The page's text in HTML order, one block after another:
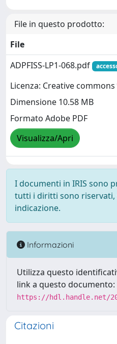
File in questo prodotto:
File
ADPFISS-LP1-068.pdf
Licenza: Creative commons
Dimensione 10.58 MB
Formato Adobe PDF
Visualizza/Apri
I documenti in IRIS sono
tutti i diritti sono riservati,
indicazione.
Informazioni
Utilizza questo
link a questo documento:
https://hdl.handle.net/
Citazioni